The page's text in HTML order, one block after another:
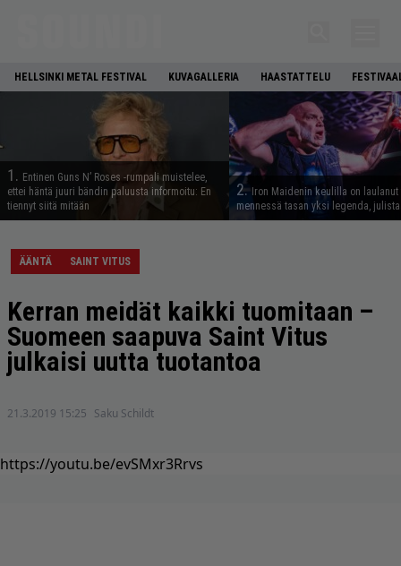
HELLSINKI METAL FESTIVAL KUVAGALLERIA HAASTATTELU
1. Entinen Guns N’ Roses -rumpali muistelee,
ettei häntä juuri bändin paluusta informoitu: En
tiennyt siitä mitään
2. Iron Maidenin keulilla on laulanut
mennessä tasan yksi legenda,
ÄÄNTÄ SAINT VITUS
Kerran meidät kaikki tuomitaan –
Suomeen saapuva Saint Vitus
julkaisi uutta tuotantoa
21.3.2019 15:25 Saku Schildt
https://youtu.be/evSMxr3Rrvs